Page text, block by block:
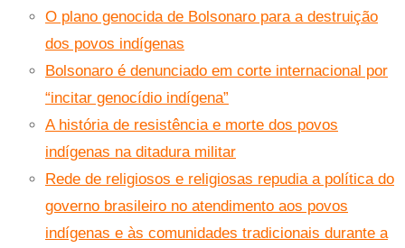
O plano genocida de Bolsonaro para a destruição
dos povos indígenas
Bolsonaro é denunciado em corte internacional por
“incitar genocídio indígena”
A história de resistência e morte dos povos
indígenas na ditadura militar
Rede de religiosos e religiosas repudia a política do
governo brasileiro no atendimento aos povos
indígenas e às comunidades tradicionais durante a